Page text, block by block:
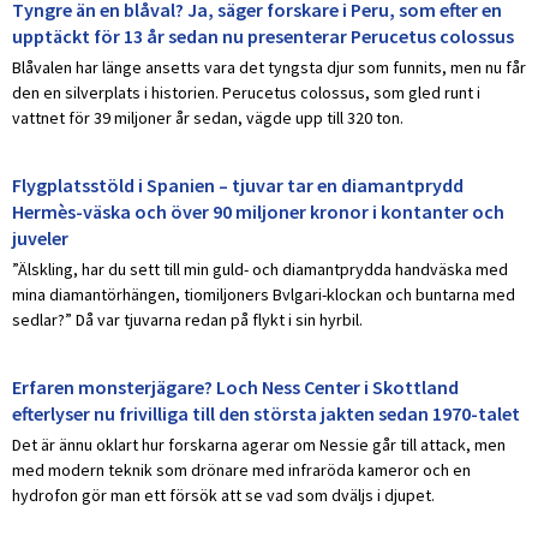
Tyngre än en blåval? Ja, säger forskare i Peru, som efter en
upptäckt för 13 år sedan nu presenterar Perucetus colossus
Blåvalen har länge ansetts vara det tyngsta djur som funnits, men nu får
den en silverplats i historien. Perucetus colossus, som gled runt i
vattnet för 39 miljoner år sedan, vägde upp till 320 ton.
Flygplatsstöld i Spanien – tjuvar tar en diamantprydd
Hermès-väska och över 90 miljoner kronor i kontanter och
juveler
”Älskling, har du sett till min guld- och diamantprydda handväska med
mina diamantörhängen, tiomiljoners Bvlgari-klockan och buntarna med
sedlar?” Då var tjuvarna redan på flykt i sin hyrbil.
Erfaren monsterjägare? Loch Ness Center i Skottland
efterlyser nu frivilliga till den största jakten sedan 1970-talet
Det är ännu oklart hur forskarna agerar om Nessie går till attack, men
med modern teknik som drönare med infraröda kameror och en
hydrofon gör man ett försök att se vad som dväljs i djupet.